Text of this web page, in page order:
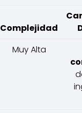
Complejidad
Muy Alta